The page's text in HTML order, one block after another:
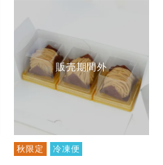
販売期間外
秋限定 冷凍便